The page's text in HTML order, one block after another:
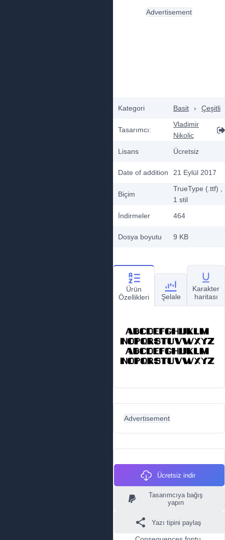
Kategori Basit › Çeşitli
Tasarımcı:
Vladimir
Nikolic
Lisans
Ücretsiz
Date of addition 21 Eylül 2017
Biçim
TrueType (.ttf)
1 stil
İndirmeler
464
Dosya boyutu 9 KB
Advertisement
Ürün
Özellikleri
Şelale
Karakter
haritası
Advertisement
Ücretsiz indir
Tasarımcıya bağış
yapın
Yazı tipini paylaş